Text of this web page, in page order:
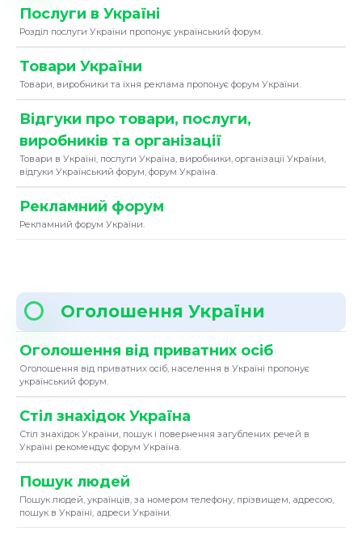
Послуги в Україні
Розділ послуги України пропонує український форум.
Товари України
Товари, виробники та їхня реклама пропонує форум України.
Відгуки про товари, послуги,
виробників та організації
Товари в Україні, послуги Україна, виробники, організації України,
відгуки Український форум, форум Україна.
Рекламний форум
Рекламний форум України.
Оголошення України
Оголошення від приватних осіб
Оголошення від приватних осіб, населення в Україні пропонує
український форум.
Стіл знахідок Україна
Стіл знахідок України, пошук і повернення загублених речей в
Україні рекомендує форум Україна.
Пошук людей
Пошук людей, українців, за номером телефону, прізвищем, адресою,
пошук в Україні, адреси України.